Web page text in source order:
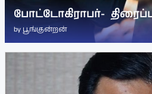
போட்டோகிராபர்-
by பூங்குன்றன்